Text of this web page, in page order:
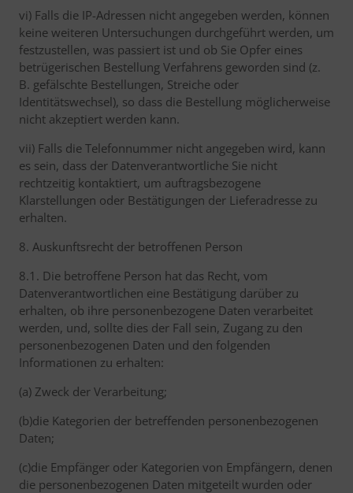
vi) Falls die IP-Adressen nicht angegeben werden, können
keine weiteren Untersuchungen durchgeführt werden, um
festzustellen, was passiert ist und ob Sie Opfer eines
betrügerischen Bestellung Verfahrens geworden sind (z.
B. gefälschte Bestellungen, Streiche oder
Identitätswechsel), so dass die Bestellung möglicherweise
nicht akzeptiert werden kann.
vii) Falls die Telefonnummer nicht angegeben wird, kann
es sein, dass der Datenverantwortliche Sie nicht
rechtzeitig kontaktiert, um auftragsbezogene
Klarstellungen oder Bestätigungen der Lieferadresse zu
erhalten.
8. Auskunftsrecht der betroffenen Person
8.1. Die betroffene Person hat das Recht, vom
Datenverantwortlichen eine Bestätigung darüber zu
erhalten, ob ihre personenbezogene Daten verarbeitet
werden, und, sollte dies der Fall sein, Zugang zu den
personenbezogenen Daten und den folgenden
Informationen zu erhalten:
(a) Zweck der Verarbeitung;
(b)die Kategorien der betreffenden personenbezogenen
Daten;
(c)die Empfänger oder Kategorien von Empfängern, denen
die personenbezogenen Daten mitgeteilt wurden oder